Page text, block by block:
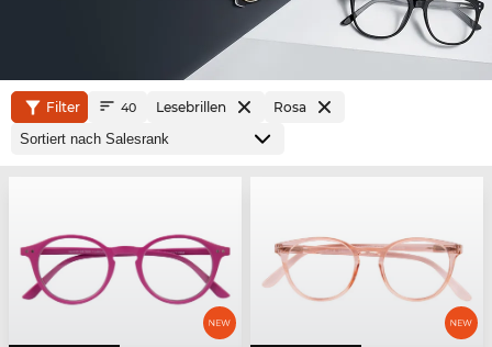
Filter 40 Lesebrillen Rosa